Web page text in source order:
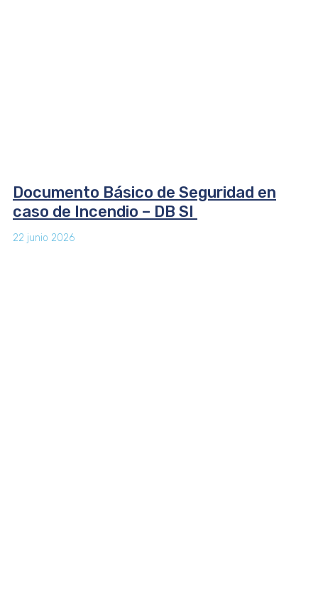
Documento Básico de Seguridad en
caso de Incendio – DB SI
22 junio 2026